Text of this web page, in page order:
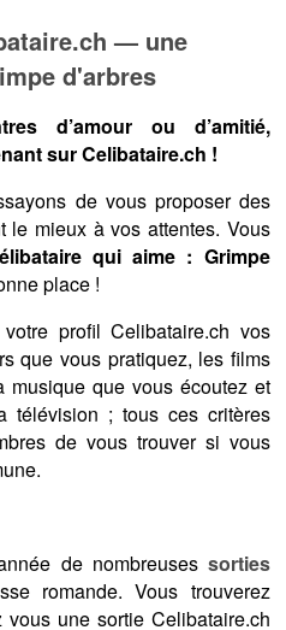
— une
d'arbres
d’amour ou d’amitié,
sur Celibataire.ch !
de vous proposer des
le mieux à vos attentes. Vous
qui aime : Grimpe
place !
profil Celibataire.ch vos
que vous pratiquez, les films
que vous écoutez et
télévision ; tous ces critères
de vous trouver si vous
de nombreuses sorties
romande. Vous trouverez
une sortie Celibataire.ch